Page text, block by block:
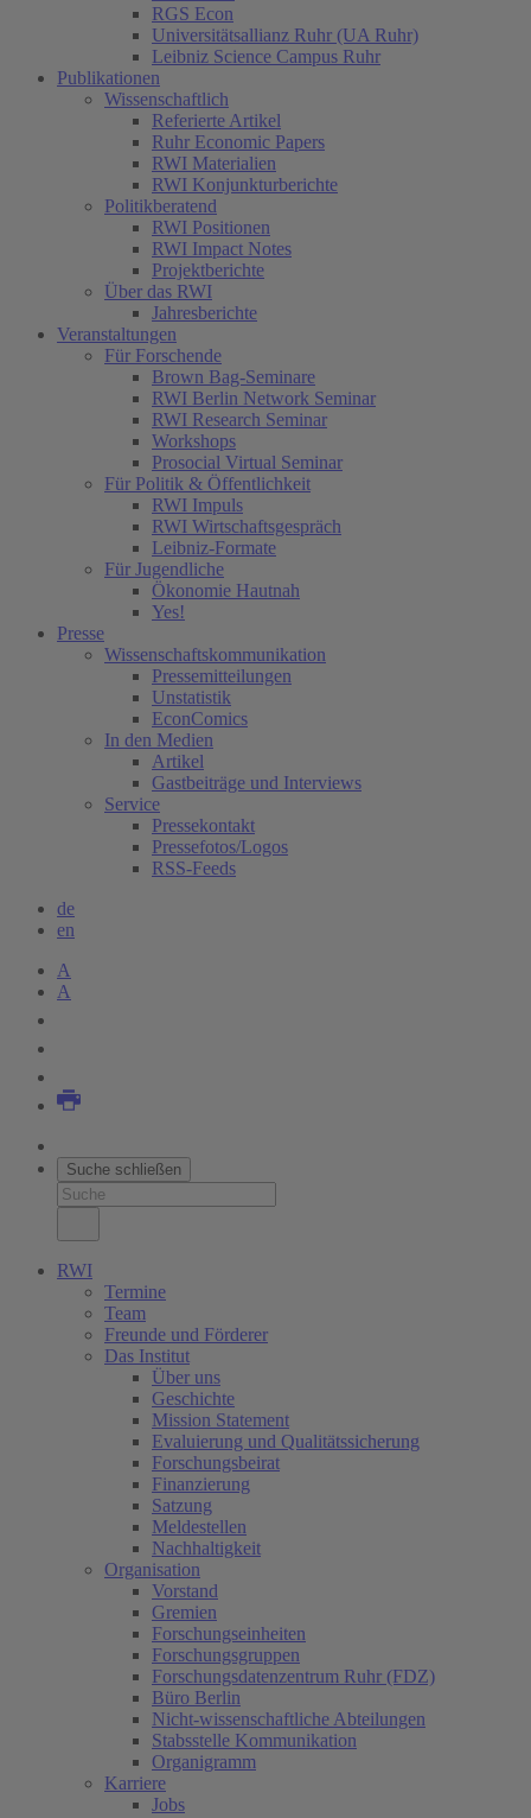
RGS Econ
Universitätsallianz Ruhr (UA Ruhr)
Leibniz Science Campus Ruhr
Publikationen
Wissenschaftlich
Referierte Artikel
Ruhr Economic Papers
RWI Materialien
RWI Konjunkturberichte
Politikberatend
RWI Positionen
RWI Impact Notes
Projektberichte
Über das RWI
Jahresberichte
Veranstaltungen
Für Forschende
Brown Bag-Seminare
RWI Berlin Network Seminar
RWI Research Seminar
Workshops
Prosocial Virtual Seminar
Für Politik & Öffentlichkeit
RWI Impuls
RWI Wirtschaftsgespräch
Leibniz-Formate
Für Jugendliche
Ökonomie Hautnah
Yes!
Presse
Wissenschaftskommunikation
Pressemitteilungen
Unstatistik
EconComics
In den Medien
Artikel
Gastbeiträge und Interviews
Service
Pressekontakt
Pressefotos/Logos
RSS-Feeds
de
en
A
A
Suche schließen
RWI
Termine
Team
Freunde und Förderer
Das Institut
Über uns
Geschichte
Mission Statement
Evaluierung und Qualitätssicherung
Forschungsbeirat
Finanzierung
Satzung
Meldestellen
Nachhaltigkeit
Organisation
Vorstand
Gremien
Forschungseinheiten
Forschungsgruppen
Forschungsdatenzentrum Ruhr (FDZ)
Büro Berlin
Nicht-wissenschaftliche Abteilungen
Stabsstelle Kommunikation
Organigramm
Karriere
Jobs